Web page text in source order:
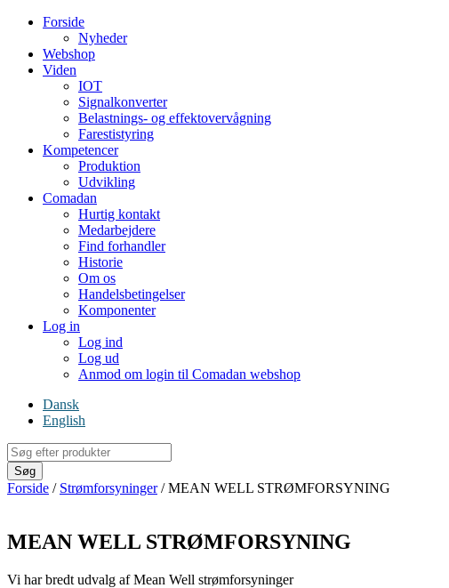
Forside
Nyheder
Webshop
Viden
IOT
Signalkonverter
Belastnings- og effektovervågning
Farestistyring
Kompetencer
Produktion
Udvikling
Comadan
Hurtig kontakt
Medarbejdere
Find forhandler
Historie
Om os
Handelsbetingelser
Komponenter
Log in
Log ind
Log ud
Anmod om login til Comadan webshop
Dansk
English
Products
search
Søg
Forside / Strømforsyninger/ MEAN WELL STRØMFORSYNING
MEAN WELL STRØMFORSYNING
Vi har bredt udvalg af Mean Well strømforsyninger